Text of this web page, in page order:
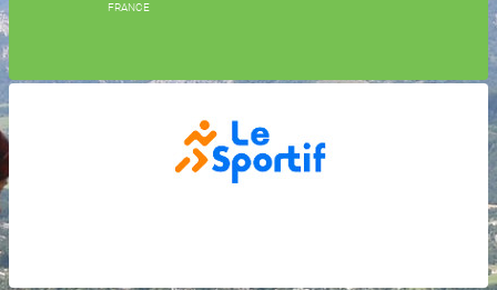
FRANCE